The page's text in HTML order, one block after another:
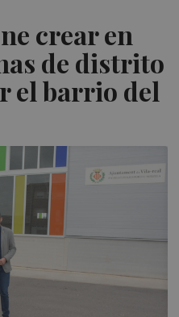
crear en
de distrito
el barrio del